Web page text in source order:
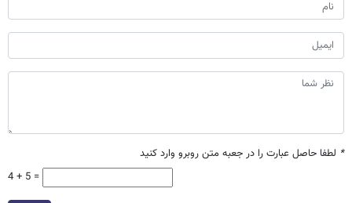
* لطفا حاصل عبارت را در جعبه متن روبرو وارد کنید
4 + 5 =